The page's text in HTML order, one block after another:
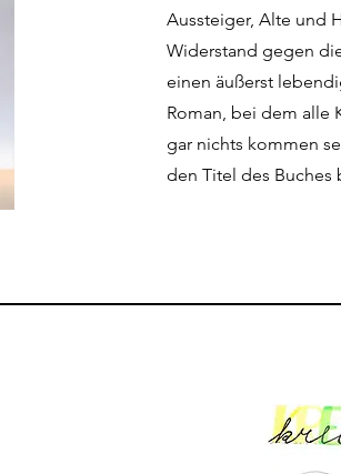
Aussteiger, Alte und
Widerstand gegen
einen äußerst
Roman, bei dem alle
gar nichts kommen
den Titel des Buches